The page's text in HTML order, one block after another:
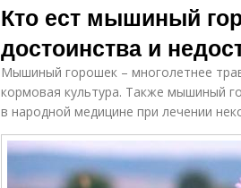
Кто ест мышиный
достоинства и
Мышиный горошек – многолетнее
кормовая культура. Также мышиный
в народной медицине при лечении